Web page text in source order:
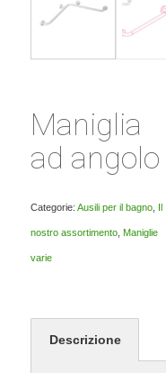
Maniglia
ad angolo
Categorie: Ausili per il bagno, Il
nostro assortimento, Maniglie
varie
Descrizione